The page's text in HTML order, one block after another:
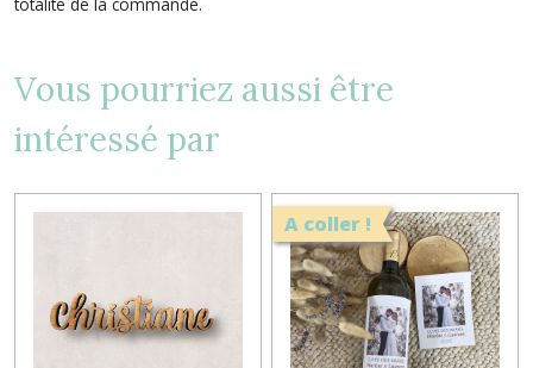
Vous pourriez aussi être
intéressé par
A coller !